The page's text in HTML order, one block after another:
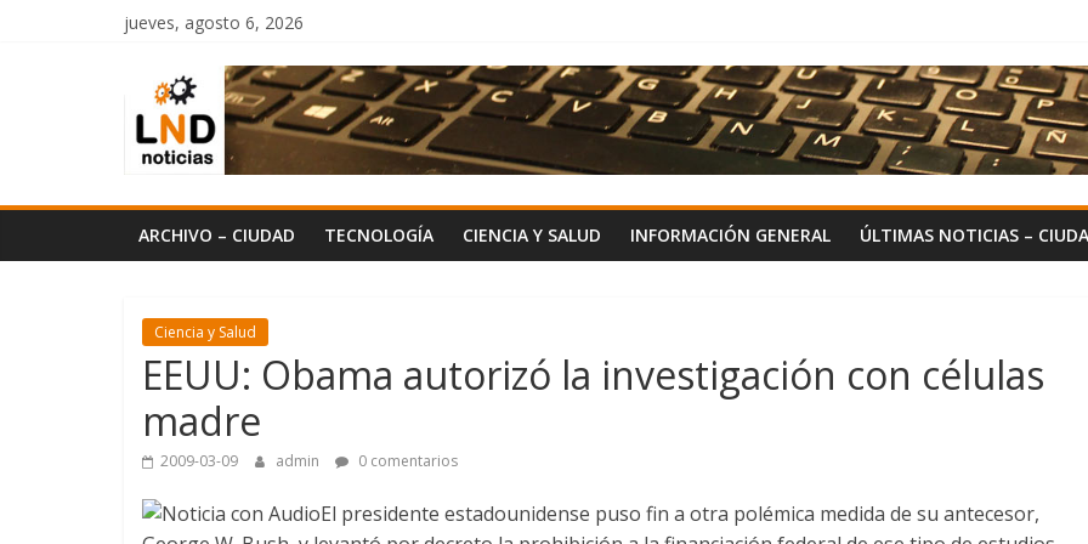
jueves, agosto 6, 2026
LND
Noticias
ARCHIVO – CIUDAD TECNOLOGÍA CIENCIA Y SALUD INFORMACIÓN GENERAL ÚLTIMAS NOTICIAS –
Ciencia y Salud
EEUU: Obama autorizó la investigación con células
madre
2009-03-09 admin 0 comentarios
El presidente estadounidense puso fin a otra polémica medida de su antecesor,